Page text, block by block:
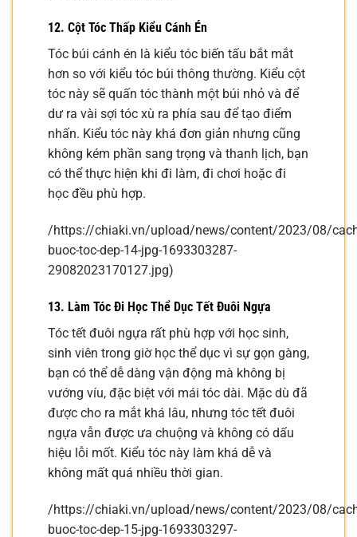
12. Cột Tóc Thấp Kiểu Cánh Én
Tóc búi cánh én là kiểu tóc biến tấu bắt mắt
hơn so với kiểu tóc búi thông thường. Kiểu cột
tóc này sẽ quấn tóc thành một búi nhỏ và để
dư ra vài sợi tóc xù ra phía sau để tạo điểm
nhấn. Kiểu tóc này khá đơn giản nhưng cũng
không kém phần sang trọng và thanh lịch, bạn
có thể thực hiện khi đi làm, đi chơi hoặc đi
học đều phù hợp.
/https://chiaki.vn/upload/news/content/2023/08/
buoc-toc-dep-14-jpg-1693303287-
29082023170127.jpg)
13. Làm Tóc Đi Học Thể Dục Tết Đuôi Ngựa
Tóc tết đuôi ngựa rất phù hợp với học sinh,
sinh viên trong giờ học thể dục vì sự gọn gàng,
bạn có thể dễ dàng vận động mà không bị
vướng víu, đặc biệt với mái tóc dài. Mặc dù đã
được cho ra mắt khá lâu, nhưng tóc tết đuôi
ngựa vẫn được ưa chuộng và không có dấu
hiệu lỗi mốt. Kiểu tóc này làm khá dễ và
không mất quá nhiều thời gian.
/https://chiaki.vn/upload/news/content/2023/08/
buoc-toc-dep-15-jpg-1693303297-